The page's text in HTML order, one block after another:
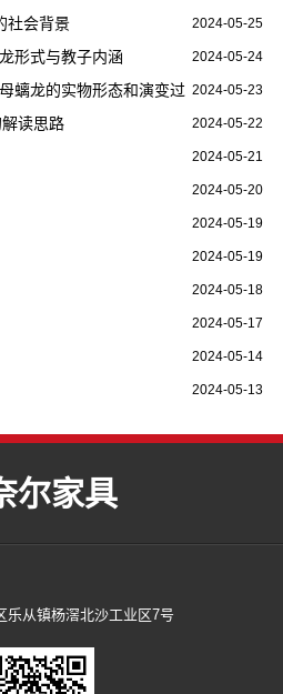
2024-05-25
社会背景
2024-05-24
形式与教子内涵
2024-05-23
螭龙的实物形态和演变过
2024-05-22
读思路
2024-05-21
2024-05-20
2024-05-19
2024-05-19
2024-05-18
2024-05-17
2024-05-14
2024-05-13
尔家具
乐从镇杨滘北沙工业区7号